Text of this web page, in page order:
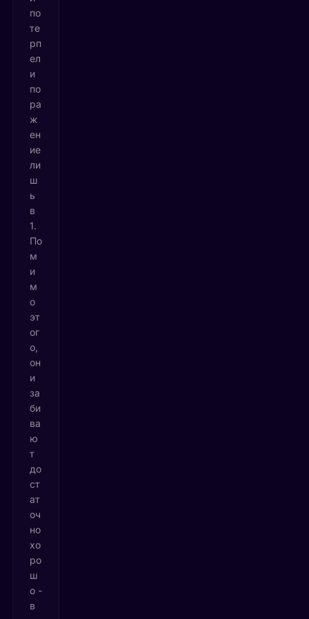
по
те
рп
ел
и
по
ра
ж
ен
ие
ли
ш
ь
в
1.
По
м
и
м
о
эт
ог
о,
он
и
за
би
ва
ю
т
до
ст
ат
оч
но
хо
ро
ш
о -
в